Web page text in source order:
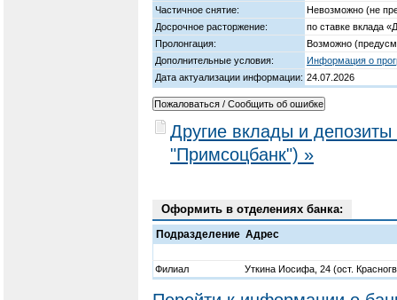
Частичное снятие:
Невозможно (не
Досрочное расторжение:
по ставке вклада
Пролонгация:
Возможно
Дополнительные условия:
Информация о
Дата актуализации информации: 24.07.2026
Другие вклады и
"Примсоцбанк") »
Оформить в отделениях банка:
Подразделение Адрес
Филиал Уткина Иосифа, 24 (ост.